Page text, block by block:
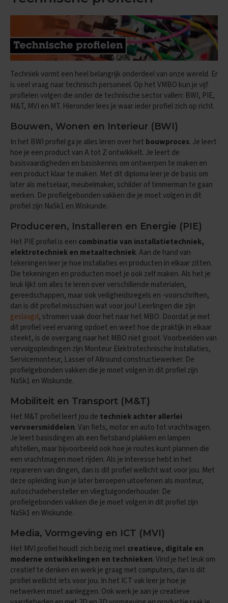
a
e
n
s
F
r
a
n
s
E
x
m
e
n
t
i
p
O
e
f
n
e
x
a
m
e
n
s
G
e
s
c
i
e
d
e
n
i
s
E
x
a
m
e
n
t
i
p
O
e
f
Techniek vormt een heel belangrijk onderdeel van onze wereld. Er
is veel vraag naar technisch personeel. Op het VMBO kun je vijf
profielen volgen die onder de technische sector vallen: BWI, PIE,
M&T, MVI en MT. Hieronder lees je waar ieder profiel zich op richt.
Bouwen, Wonen en Interieur (BWI)
In het BWI profiel ga je alles leren over het bouwproces. Je leert
hoe je een product van A tot Z ontwikkelt. Je leert de
basisvaardigheden en basiskennis om ontwerpen te maken en
een product klaar te maken. Met dit diploma leer je de basis om
later als metselaar, meubelmaker, schilder of timmerman te gaan
werken. De profielgebonden vakken die je moet volgen in dit
profiel zijn NaSk1 en Wiskunde.
Produceren, Installeren en Energie (PIE)
Het PIE profiel is een combinatie van installatietechniek,
elektrotechniek en metaaltechniek. Aan de hand van
tekeningen leer je hoe installaties en producten in elkaar zitten.
Die tekeningen en producten moet je ook zelf maken. Als het je
leuk lijkt om alles te leren over verschillende materialen,
gereedschappen, maar ook veiligheidsregels en -voorschriften,
dan is dit profiel misschien wat voor jou! Leerlingen die zijn
geslaagd, stromen vaak door het naar het MBO. Doordat je met
dit profiel veel ervaring opdoet en weet hoe de praktijk in elkaar
steekt, is de overgang naar het MBO niet groot. Voorbeelden van
vervolgopleidingen zijn Monteur Elektrotechnische Installaties,
Servicemonteur, Lasser of Allround constructiewerker. De
profielgebonden vakken die je moet volgen in dit profiel zijn
NaSk1 en Wiskunde.
Mobiliteit en Transport (M&T)
Het M&T profiel leert jou de techniek achter allerlei
vervoersmiddelen. Van fiets, motor en auto tot vrachtwagen.
Je leert basisdingen als een fietsband plakken en lampen
afstellen, maar bijvoorbeeld ook hoe je routes kunt plannen die
een vrachtmagen moet rijden. Als je interesse hebt in het
repareren van dingen, dan is dit profiel wellicht wat voor jou. Met
deze opleiding kun je later beroepen uitoefenen als monteur,
autoschadehersteller en vliegtuigonderhouder. De
profielgebonden vakken die je moet volgen in dit profiel zijn
NaSk1 en Wiskunde.
Media, Vormgeving en ICT (MVI)
Het MVI profiel houdt zich bezig met creatieve, digitale en
moderne ontwikkelingen en technieken. Vind je het leuk om
creatief te denken en werk je graag met computers, dan is dit
profiel wellicht iets voor jou. In het ICT vak leer je hoe je
netwerken moet aanleggen. Ook werk je aan je creatieve